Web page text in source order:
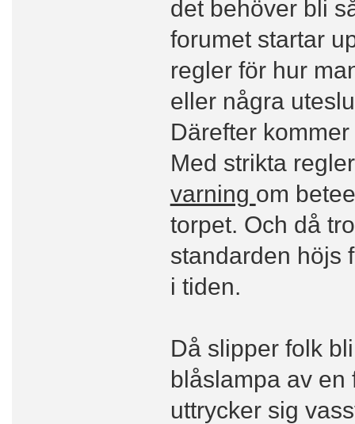
det behöver bli
forumet startar
regler för hur
eller några
Därefter
Med strikta
varning om
torpet. Och då
standarden höjs
i tiden.
Då slipper folk
blåslampa av en
uttrycker sig